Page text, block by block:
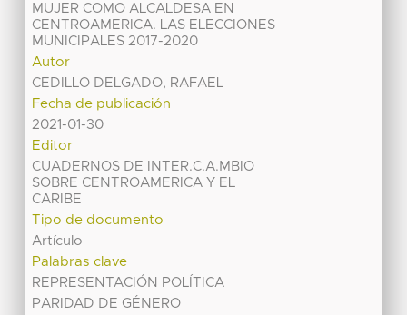
MUJER COMO ALCALDESA EN
CENTROAMERICA. LAS ELECCIONES
MUNICIPALES 2017-2020
Autor
CEDILLO DELGADO, RAFAEL
Fecha de publicación
2021-01-30
Editor
CUADERNOS DE INTER.C.A.MBIO
SOBRE CENTROAMERICA Y EL
CARIBE
Tipo de documento
Artículo
Palabras clave
REPRESENTACIÓN POLÍTICA
PARIDAD DE GÉNERO